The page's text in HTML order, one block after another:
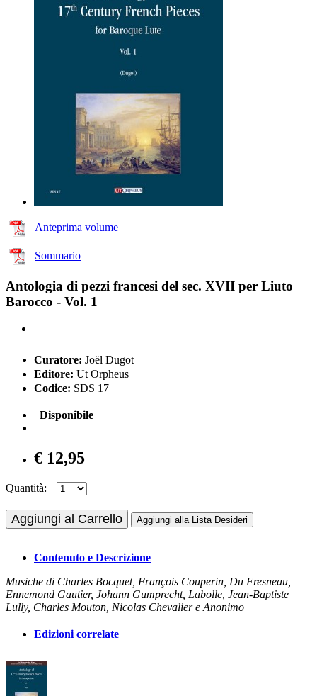
Anteprima volume
Sommario
Antologia di pezzi francesi del sec. XVII per Liuto
Barocco - Vol. 1
Curatore: Joël Dugot
Editore: Ut Orpheus
Codice: SDS 17
Disponibile
€ 12,95
Quantità:
Aggiungi al Carrello Aggiungi alla Lista Desideri
Contenuto e Descrizione
Musiche di Charles Bocquet, François Couperin, Du Fresneau,
Ennemond Gautier, Johann Gumprecht, Labolle, Jean-Baptiste
Lully, Charles Mouton, Nicolas Chevalier e Anonimo
Edizioni correlate